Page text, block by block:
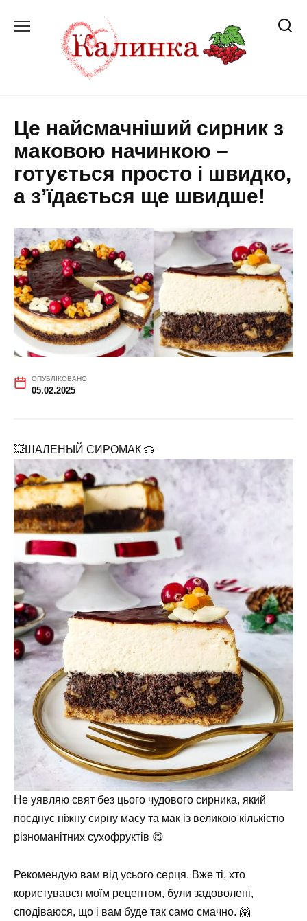
Це найсмачніший сирник з
маковою начинкою –
готується просто і швидко,
а з’їдається ще швидше!
ОПУБЛІКОВАНО
05.02.2025
💥ШАЛЕНЫЙ СИРОМАК 🥧
Не уявляю свят без цього чудового сирника, який
поєднує ніжну сирну масу та мак із великою кількістю
різноманітних сухофруктів 😋
Рекомендую вам від усього серця. Вже ті, хто
користувався моїм рецептом, були задоволені,
сподіваюся, що і вам буде так само смачно. 🤗